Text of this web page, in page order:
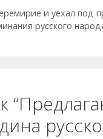
и уехал под
русского